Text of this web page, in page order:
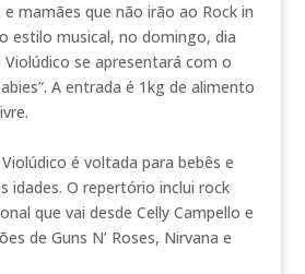
e mamães que não irão ao Rock in
estilo musical, no domingo, dia
se apresentará com o
A entrada é 1kg de alimento
é voltada para bebês e
idades. O repertório inclui rock
que vai desde Celly Campello e
de Guns N’ Roses, Nirvana e